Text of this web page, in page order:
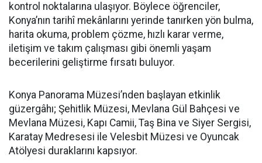
kontrol noktalarına ulaşıyor. Böylece öğrenciler,
Konya’nın tarihî mekânlarını yerinde tanırken yön bulma,
harita okuma, problem çözme, hızlı karar verme,
iletişim ve takım çalışması gibi önemli yaşam
becerilerini geliştirme fırsatı buluyor.
Konya Panorama Müzesi’nden başlayan etkinlik
güzergâhı; Şehitlik Müzesi, Mevlana Gül Bahçesi ve
Mevlana Müzesi, Kapı Camii, Taş Bina ve Siyer Sergisi,
Karatay Medresesi ile Velesbit Müzesi ve Oyuncak
Atölyesi duraklarını kapsıyor.